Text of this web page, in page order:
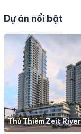
Dự án nổi bật
Thủ Thiêm Zeit River